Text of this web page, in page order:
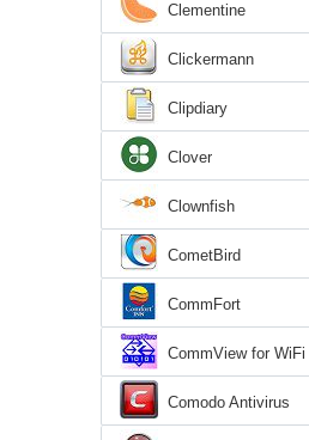
Clementine
Clickermann
Clipdiary
Clover
Clownfish
CometBird
CommFort
CommView for WiFi
Comodo Antivirus